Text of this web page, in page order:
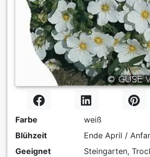
Farbe
weiß
Blühzeit
Ende April /
Geeignet
Steingarten,